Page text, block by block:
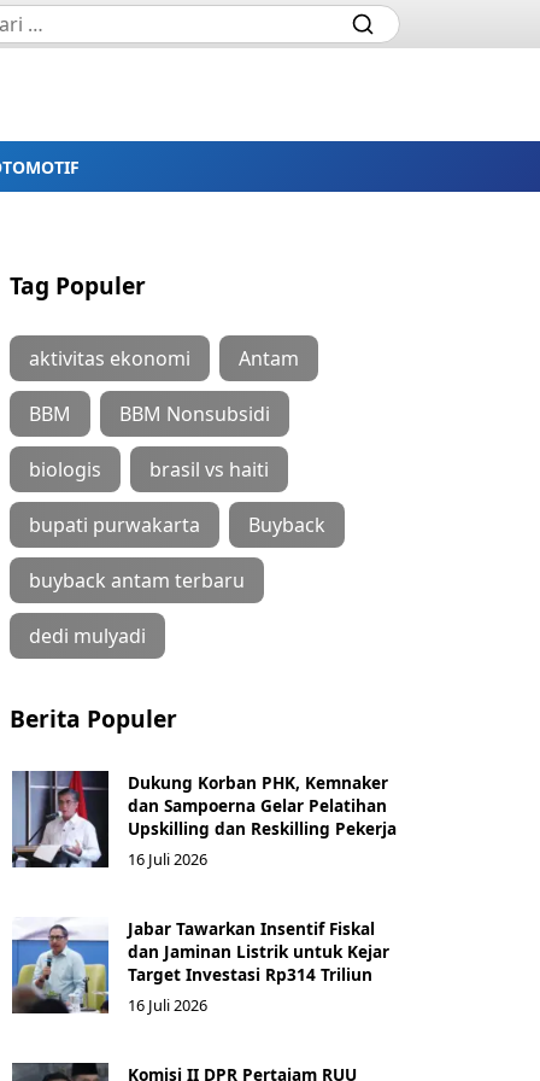
Tag Populer
aktivitas ekonomi Antam
BBM BBM Nonsubsidi
biologis brasil vs haiti
bupati purwakarta Buyback
buyback antam terbaru
dedi mulyadi
Berita Populer
Dukung Korban PHK, Kemnaker
dan Sampoerna Gelar Pelatihan
Upskilling dan Reskilling Pekerja
16 Juli 2026
Jabar Tawarkan Insentif Fiskal
dan Jaminan Listrik untuk Kejar
Target Investasi Rp314 Triliun
16 Juli 2026
Komisi II DPR Pertajam RUU